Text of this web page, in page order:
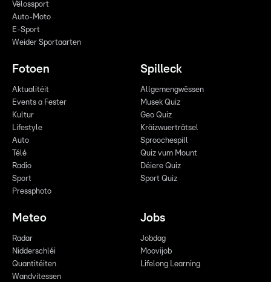
Vëlossport
Auto-Moto
E-Sport
Weider Sportaarten
Fotoen
Aktualitéit
Events a Fester
Kultur
Lifestyle
Auto
Télé
Radio
Sport
Pressphoto
Spilleck
Allgemengwëssen
Musek Quiz
Geo Quiz
Kräizwuerträtsel
Sproochespill
Quiz vum Mount
Déiere Quiz
Sport Quiz
Meteo
Radar
Nidderschléi
Quantitéiten
Wandvitessen
Jobs
Jobdag
Moovijob
Lifelong Learning